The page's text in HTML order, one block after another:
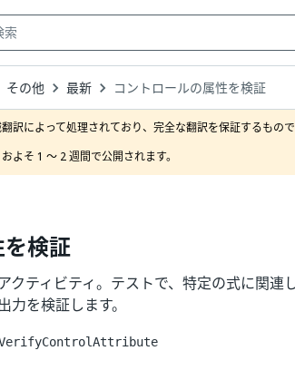
その他 最新 コントロールの属性を検証
訳によって処理されており、完全な翻訳を保証するもので
よそ 1 ～ 2 週間で公開されます。
検証
クティビティ。テストで、特定の式に関連
を検証します。